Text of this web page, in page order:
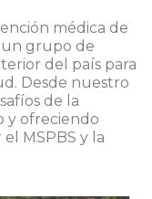
médica de
un grupo de
del país para
Desde nuestro
de la
y ofreciendo
MSPBS y la